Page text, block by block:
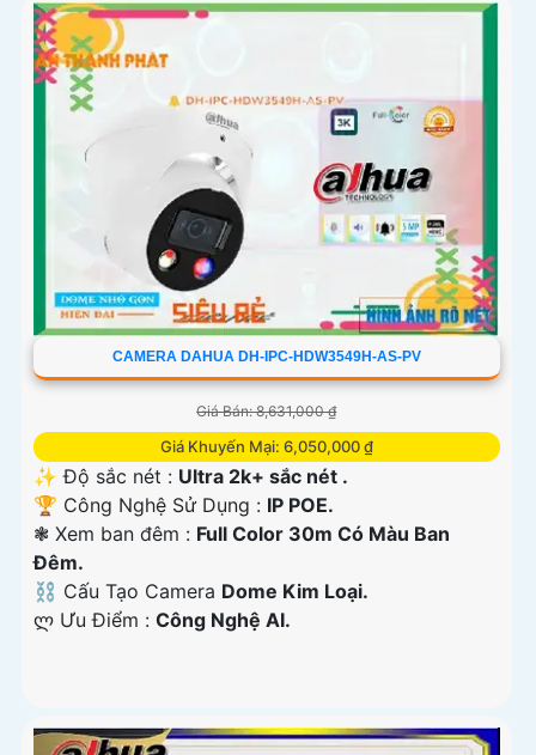
CAMERA DAHUA DH-IPC-HDW3549H-AS-PV
Giá Bán: 8,631,000 ₫
Giá Khuyến Mại: 6,050,000 ₫
✨ Độ sắc nét : Ultra 2k+ sắc nét .
🏆 Công Nghệ Sử Dụng : IP POE.
❃ Xem ban đêm : Full Color 30m Có Màu Ban
Đêm.
⛓ Cấu Tạo Camera Dome Kim Loại.
️ლ Ưu Điểm : Công Nghệ AI.